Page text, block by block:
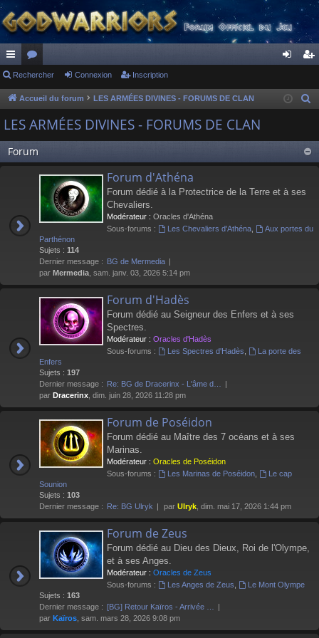
ac
co
ur
ci
s
or
u
m
s
ne
on
cri
on
Rechercher Connexion Inscription
Accueil du forum LES ARMÉES DIVINES - FORUMS DE CLAN
e
LES ARMÉES DIVINES - FORUMS DE CLAN
Forum
Forum d'Athéna
Forum dédié à la Protectrice de la Terre et à ses
Chevaliers.
Modérateur : Oracles d'Athéna
Sous-forums :
Les Chevaliers d'Athéna,
Aux portes du
Parthénon
Sujets : 114
Dernier message :
BG de Mermedia
par Mermedia , sam. janv. 03, 2026 5:14 pm
Forum d'Hadès
Forum dédié au Seigneur des Enfers et à ses
Spectres.
Modérateur : Oracles d'Hadès
Sous-forums :
Les Spectres d'Hadès
La porte des
Enfers
Sujets : 197
Dernier message :
Re: BG de Dracerinx - L'âme d…
par Dracerinx , dim. juin 28, 2026 11:28 pm
Forum de Poséidon
Forum dédié au Maître des 7 océans et à ses
Marinas.
Modérateur : Oracles de Poséidon
Sous-forums :
Les Marinas de Poséidon,
Le cap
Sounion
Sujets : 103
Dernier message :
Re: BG Ulryk par Ulryk , dim. mai 17, 2026 1:44 pm
Forum de Zeus
Forum dédié au Dieu des Dieux, Roi de l'Olympe,
et à ses Anges.
Modérateur : Oracles de Zeus
Sous-forums :
Les Anges de Zeus
Le Mont Olympe
Sujets : 163
Dernier message : [BG] Retour Kaïros - Arrivée …
par Kaïros , sam. mars 28, 2026 9:08 pm